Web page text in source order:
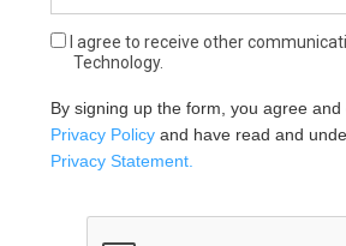
I agree to receive other
Technology.
By signing up the form, you agree
Privacy Policy and have read and
Privacy Statement.